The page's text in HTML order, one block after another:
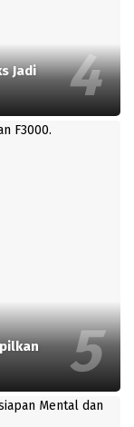
Jadi